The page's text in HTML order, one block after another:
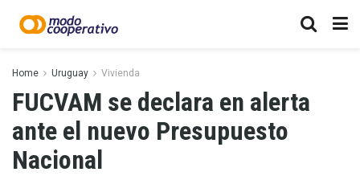
Home Uruguay Vivienda
FUCVAM se declara en alerta
ante el nuevo Presupuesto
Nacional